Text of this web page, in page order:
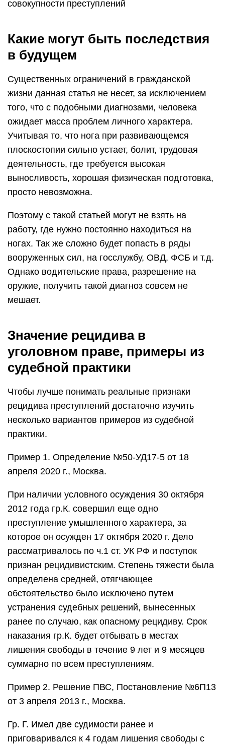
совокупности преступлений
Какие могут быть последствия
в будущем
Существенных ограничений в гражданской
жизни данная статья не несет, за исключением
того, что с подобными диагнозами, человека
ожидает масса проблем личного характера.
Учитывая то, что нога при развивающемся
плоскостопии сильно устает, болит, трудовая
деятельность, где требуется высокая
выносливость, хорошая физическая подготовка,
просто невозможна.
Поэтому с такой статьей могут не взять на
работу, где нужно постоянно находиться на
ногах. Так же сложно будет попасть в ряды
вооруженных сил, на госслужбу, ОВД, ФСБ и т.д.
Однако водительские права, разрешение на
оружие, получить такой диагноз совсем не
мешает.
Значение рецидива в
уголовном праве, примеры из
судебной практики
Чтобы лучше понимать реальные признаки
рецидива преступлений достаточно изучить
несколько вариантов примеров из судебной
практики.
Пример 1. Определение №50-УД17-5 от 18
апреля 2020 г., Москва.
При наличии условного осуждения 30 октября
2012 года гр.К. совершил еще одно
преступление умышленного характера, за
которое он осужден 17 октября 2020 г. Дело
рассматривалось по ч.1 ст. УК РФ и поступок
признан рецидивистским. Степень тяжести была
определена средней, отягчающее
обстоятельство было исключено путем
устранения судебных решений, вынесенных
ранее по случаю, как опасному рецидиву. Срок
наказания гр.К. будет отбывать в местах
лишения свободы в течение 9 лет и 9 месяцев
суммарно по всем преступлениям.
Пример 2. Решение ПВС, Постановление №6П13
от 3 апреля 2013 г., Москва.
Гр. Г. Имел две судимости ранее и
приговаривался к 4 годам лишения свободы с